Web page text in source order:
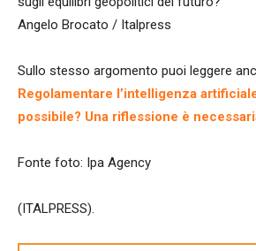
Angelo Brocato / Italpress
Sullo stesso argomento puoi leggere
Regolamentare l’intelligenza
possibile? Una riflessione è
Fonte foto: Ipa Agency
(ITALPRESS).